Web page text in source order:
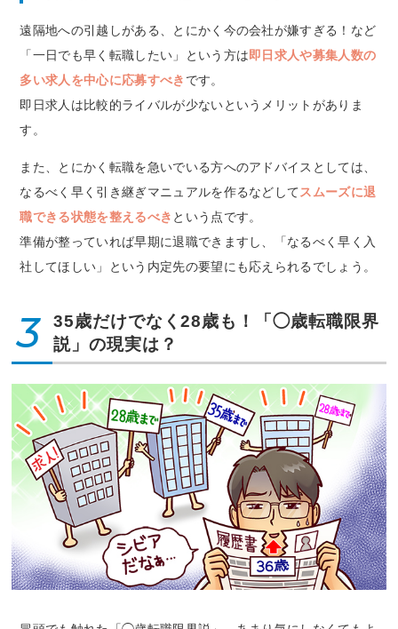
遠隔地への引越しがある、とにかく今の会社が嫌すぎる！など
「一日でも早く転職したい」という方は即日求人や募集人数の
多い求人を中心に応募すべき です。
即日求人は比較的ライバルが少ないというメリットがありま
す。
また、とにかく転職を急いでいる方へのアドバイスとしては、
なるべく早く引き継ぎマニュアルを作るなどしてスムーズに退
職できる状態を整えるべき という点です。
準備が整っていれば早期に退職できますし、「なるべく早く入
社してほしい」という内定先の要望にも応えられるでしょう。
3
35歳だけでなく28歳も！「◯歳転職限界
説」の現実は？